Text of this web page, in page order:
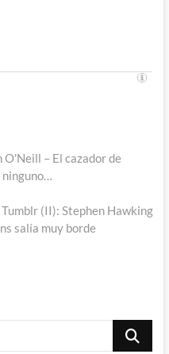
– El cazador de
ninguno…
(II): Stephen Hawking
salía muy borde
Buscar